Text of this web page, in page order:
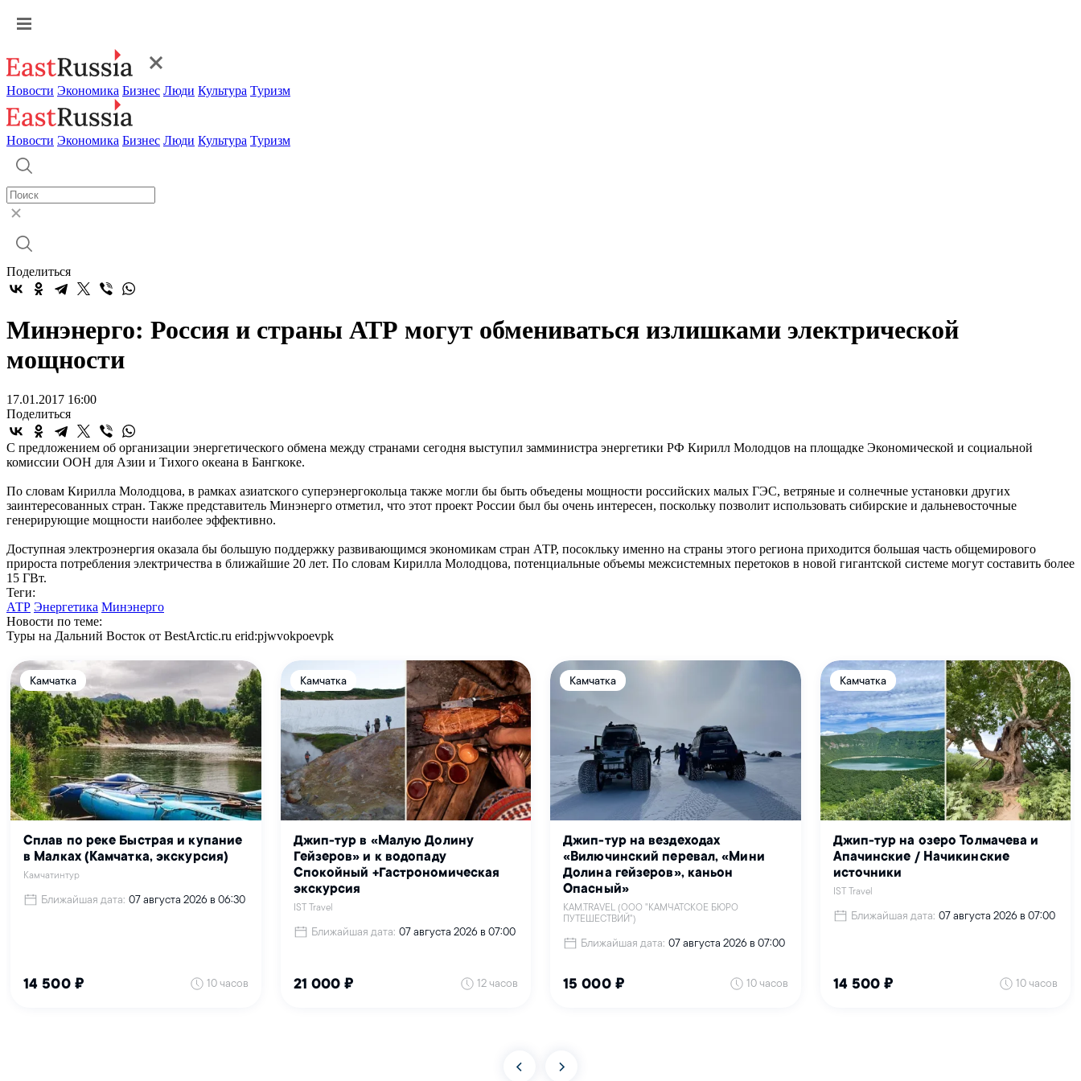
Новости Экономика Бизнес Люди Культура Туризм
Новости Экономика Бизнес Люди Культура Туризм
Поделиться
Минэнерго: Россия и страны АТР могут обмениваться излишками электрической
мощности
17.01.2017 16:00
Поделиться
С предложением об организации энергетического обмена между странами сегодня выступил замминистра энергетики РФ Кирилл Молодцов на площадке Экономической и социальной
комиссии ООН для Азии и Тихого океана в Бангкоке.
По словам Кирилла Молодцова, в рамках азиатского суперэнергокольца также могли бы быть объедены мощности российских малых ГЭС, ветряные и солнечные установки других
заинтересованных стран. Также представитель Минэнерго отметил, что этот проект России был бы очень интересен, поскольку позволит использовать сибирские и дальневосточные
генерирующие мощности наиболее эффективно.
Доступная электроэнергия оказала бы большую поддержку развивающимся экономикам стран АТР, посокльку именно на страны этого региона приходится большая часть общемирового
прироста потребления электричества в ближайшие 20 лет. По словам Кирилла Молодцова, потенциальные объемы межсистемных перетоков в новой гигантской системе могут составить более
15 ГВт.
Теги:
АТР Энергетика Минэнерго
Новости по теме:
Туры на Дальний Восток от BestArctic.ru erid:pjwvokpoevpk